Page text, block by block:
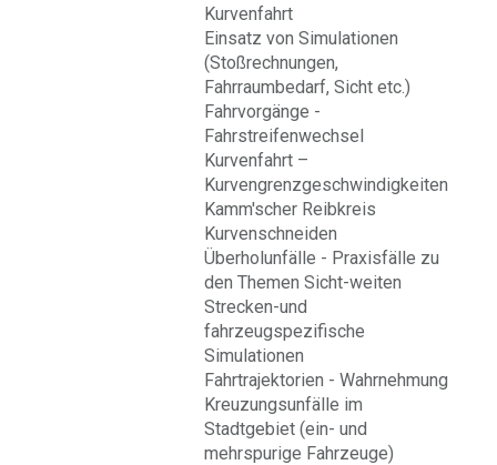
Kurvenfahrt
Einsatz von Simulationen
(Stoßrechnungen,
Fahrraumbedarf, Sicht etc.)
Fahrvorgänge -
Fahrstreifenwechsel
Kurvenfahrt –
Kurvengrenzgeschwindigkeiten
Kamm'scher Reibkreis
Kurvenschneiden
Überholunfälle - Praxisfälle zu
den Themen Sicht-weiten
Strecken-und
fahrzeugspezifische
Simulationen
Fahrtrajektorien - Wahrnehmung
Kreuzungsunfälle im
Stadtgebiet (ein- und
mehrspurige Fahrzeuge)